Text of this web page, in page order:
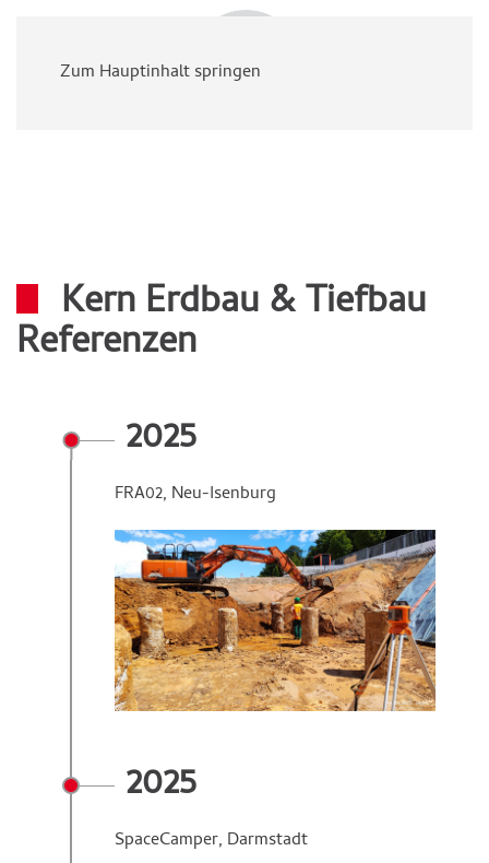
Zum Hauptinhalt springen
Kern Erdbau & Tiefbau
Referenzen
2025
FRA02, Neu-Isenburg
2025
SpaceCamper, Darmstadt